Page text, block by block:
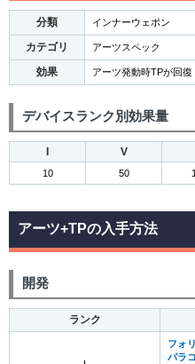
分類 インナーウェポン
カテゴリ アーツスペック
効果 アーツ発動時TPが回復
デバイスランク別効果量
V
10 50
アーツ+TPの入手方法
開発
ランク
フォ
パラ